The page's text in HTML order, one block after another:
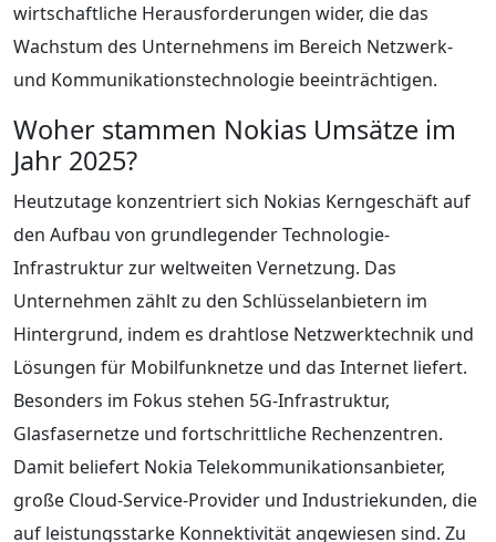
wirtschaftliche Herausforderungen wider, die das
Wachstum des Unternehmens im Bereich Netzwerk-
und Kommunikationstechnologie beeinträchtigen.
Woher stammen Nokias Umsätze im
Jahr 2025?
Heutzutage konzentriert sich Nokias Kerngeschäft auf
den Aufbau von grundlegender Technologie-
Infrastruktur zur weltweiten Vernetzung. Das
Unternehmen zählt zu den Schlüsselanbietern im
Hintergrund, indem es drahtlose Netzwerktechnik und
Lösungen für Mobilfunknetze und das Internet liefert.
Besonders im Fokus stehen 5G-Infrastruktur,
Glasfasernetze und fortschrittliche Rechenzentren.
Damit beliefert Nokia Telekommunikationsanbieter,
große Cloud-Service-Provider und Industriekunden, die
auf leistungsstarke Konnektivität angewiesen sind. Zu